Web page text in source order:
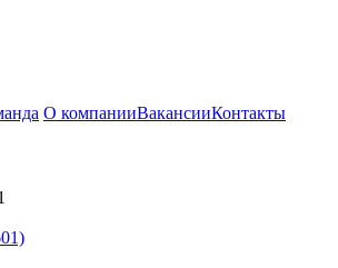
О компанииВакансииКонтакты